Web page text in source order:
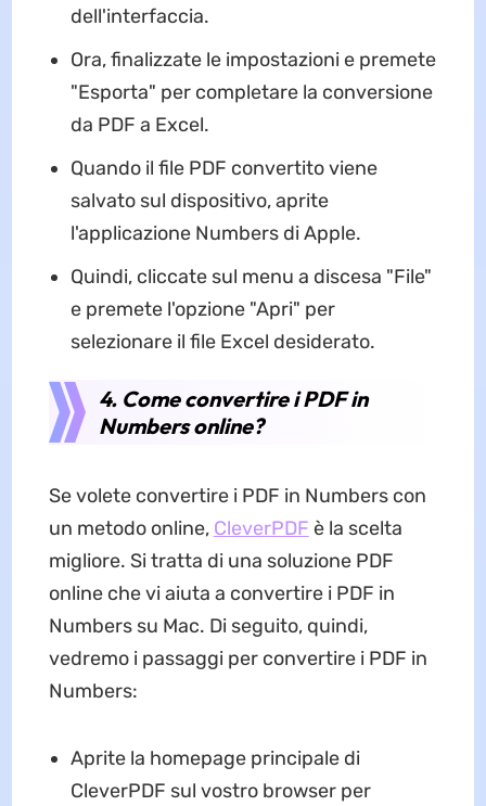
dell'interfaccia.
Ora, finalizzate le impostazioni e premete
"Esporta" per completare la conversione
da PDF a Excel.
Quando il file PDF convertito viene
salvato sul dispositivo, aprite
l'applicazione Numbers di Apple.
Quindi, cliccate sul menu a discesa "File"
e premete l'opzione "Apri" per
selezionare il file Excel desiderato.
4. Come convertire i PDF in
Numbers online?
Se volete convertire i PDF in Numbers con
un metodo online, CleverPDF è la scelta
migliore. Si tratta di una soluzione PDF
online che vi aiuta a convertire i PDF in
Numbers su Mac. Di seguito, quindi,
vedremo i passaggi per convertire i PDF in
Numbers:
Aprite la homepage principale di
CleverPDF sul vostro browser per